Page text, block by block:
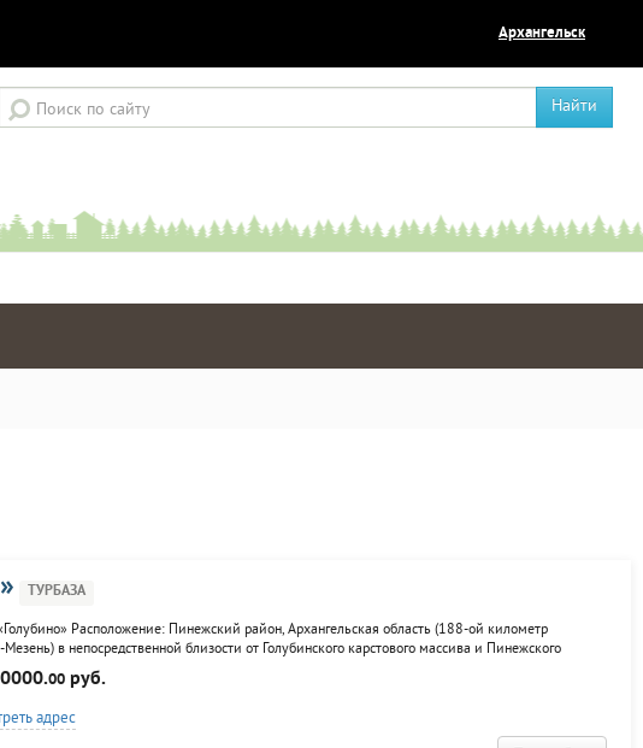
Архангельск
Найти
ТУРБАЗА
Расположение: Пинежский район, Архангельская область (188-ой километр
в непосредственной близости от Голубинского карстового массива и Пинежского
самом берегу реки Пинега. Парк «Голубино» – это: Туристический комплекс, на территории
00руб.
адрес